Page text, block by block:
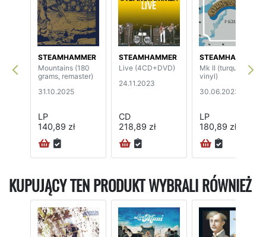
STEAMHAMMER
Mountains (180
grams, remaster)
31.10.2025
LP
140,89 zł
STEAMHAMMER
Live (4CD+DVD)
24.11.2023
CD
218,89 zł
STEAMHAMMER
Mk II (turquoise
vinyl)
30.06.2023
LP
180,89 zł
KUPUJĄCY TEN PRODUKT WYBRALI RÓWNIEŻ